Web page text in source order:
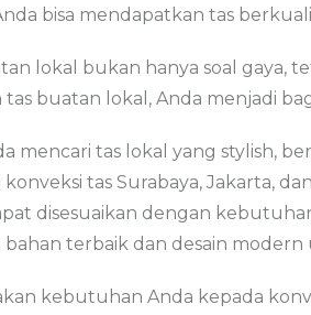
bisa mendapatkan tas
lokal bukan hanya soal gaya,
tas buatan lokal, Anda menjadi
mencari tas lokal yang stylish,
konveksi tas Surabaya, Jakarta,
disesuaikan dengan
bahan terbaik dan desain
kebutuhan Anda kepada